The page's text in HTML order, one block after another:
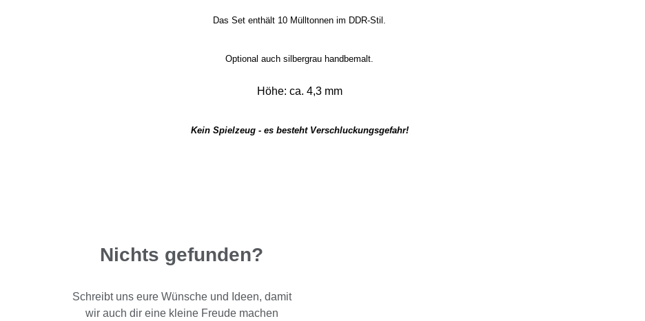
Das Set enthält 10 Mülltonnen im DDR-Stil.
Optional auch silbergrau handbemalt.
Höhe: ca. 4,3 mm
Kein Spielzeug - es besteht Verschluckungsgefahr!
Nichts gefunden?
Schreibt uns eure Wünsche und Ideen, damit
wir auch dir eine kleine Freude machen